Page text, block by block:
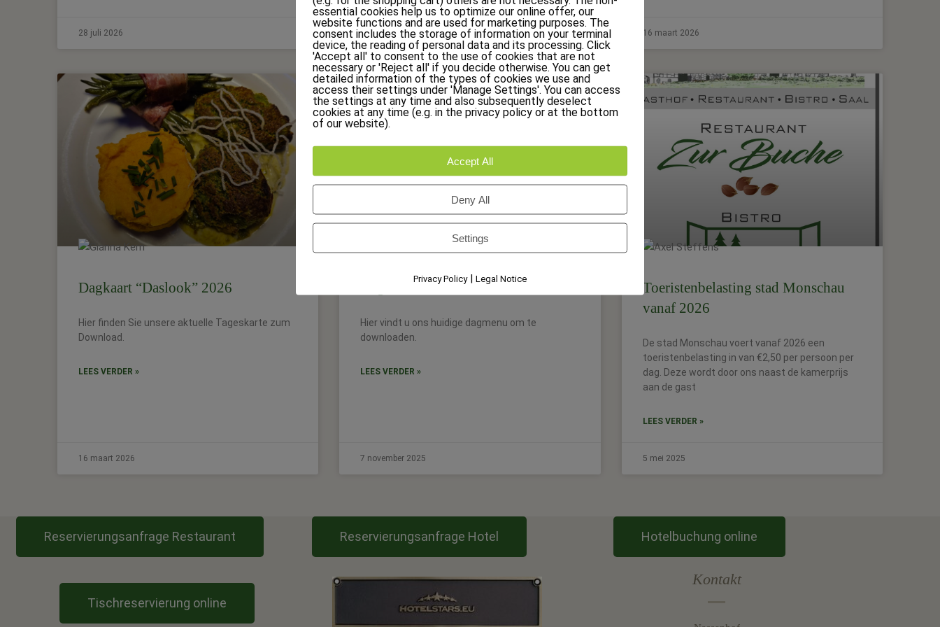
28 juli 2026 16 april 2026 16 maart 2026
Dagkaart “Daslook” 2026
Hier finden Sie unsere aktuelle Tageskarte zum
Download.
LEES VERDER »
16 maart 2026
Dagmenu “wilde weken” 2025
Hier vindt u ons huidige dagmenu om te
downloaden.
LEES VERDER »
7 november 2025
Toeristenbelasting stad Monschau
vanaf 2026
De stad Monschau voert vanaf 2026 een
toeristenbelasting in van €2,50 per persoon per
dag. Deze wordt door ons naast de kamerprijs
aan de gast
LEES VERDER »
5 mei 2025
Reservierungsanfrage Restaurant Reservierungsanfrage Hotel Hotelbuchung online
Tischreservierung online
Kontakt
essential cookies help us to optimize our online offer, our
website functions and are used for marketing purposes. The
consent includes the storage of information on your terminal
device, the reading of personal data and its processing. Click
'Accept all' to consent to the use of cookies that are not
necessary or 'Reject all' if you decide otherwise. You can get
detailed information of the types of cookies we use and
access their settings under 'Manage Settings'. You can access
the settings at any time and also subsequently deselect
cookies at any time (e.g. in the privacy policy or at the bottom
of our website).
Accept All
Deny All
Settings
Privacy Policy| Legal Notice